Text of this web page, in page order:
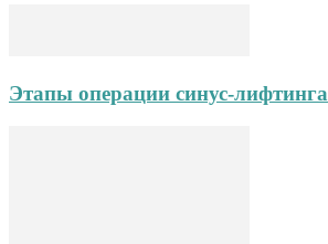
Этапы операции синус-лифтинга